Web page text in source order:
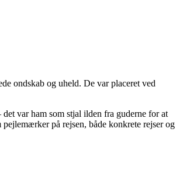
ondskab og uheld. De var placeret ved
var ham som stjal ilden fra guderne for at
på rejsen, både konkrete rejser og